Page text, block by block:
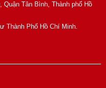
Tân Bình, Thành phố Hồ
Thành Phố Hồ Chí Minh.